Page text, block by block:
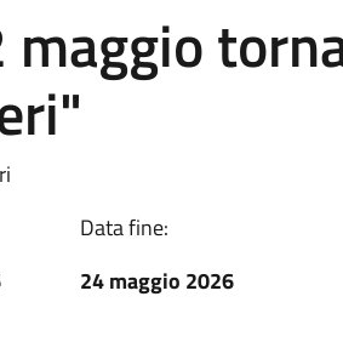
maggio
Data fine:
24 maggio 2026